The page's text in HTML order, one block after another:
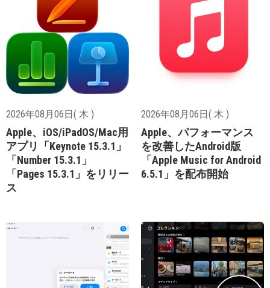
2026年08月06日( 木 )
Apple、iOS/iPadOS/Mac用
アプリ「Keynote 15.3.1」
「Number 15.3.1」
「Pages 15.3.1」をリリー
ス
2026年08月06日( 木 )
Apple、パフォーマンス
を改善したAndroid版
「Apple Music for Android
6.5.1」を配布開始